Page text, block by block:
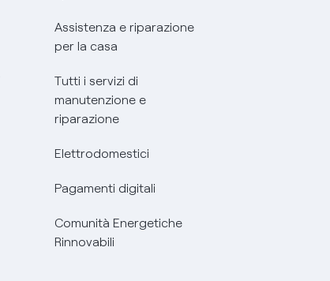
Assistenza e riparazione
per la casa
Tutti i servizi di
manutenzione e
riparazione
Elettrodomestici
Pagamenti digitali
Comunità Energetiche
Rinnovabili